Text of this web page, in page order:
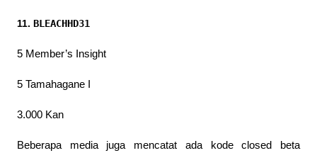
11. BLEACHHD31
5 Member’s Insight
5 Tamahagane I
3.000 Kan
Beberapa media juga mencatat ada kode closed beta